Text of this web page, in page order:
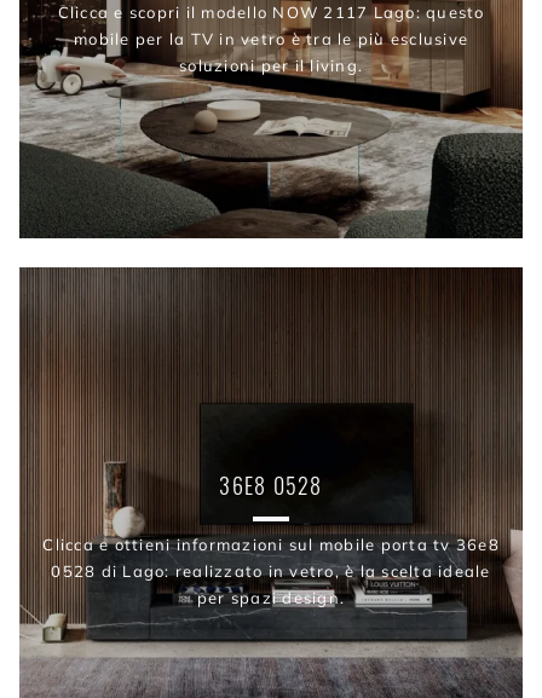
Clicca e scopri il modello NOW 2117 Lago: questo
mobile per la TV in vetro è tra le più esclusive
soluzioni per il living.
36E8 0528
Clicca e ottieni informazioni sul mobile porta tv 36e8
0528 di Lago: realizzato in vetro, è la scelta ideale
per spazi design.